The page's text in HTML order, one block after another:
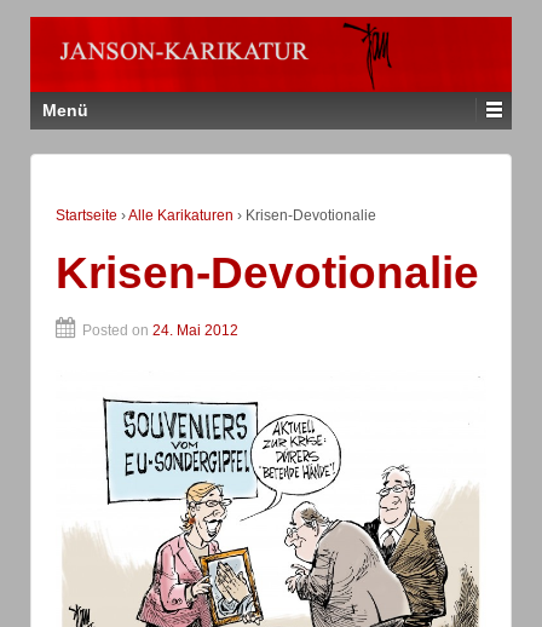
Menü
Startseite ›Alle Karikaturen › Krisen-Devotionalie
Krisen-Devotionalie
Posted on 24. Mai 2012